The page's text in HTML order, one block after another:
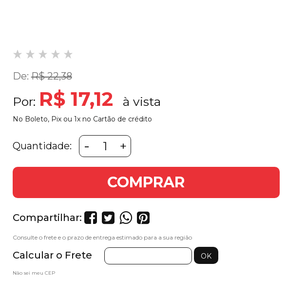
De:R$ 22,38
Por: R$ 17,12
No Boleto, Pix ou 1x no Cartão de crédito
Quantidade: - +
COMPRAR
Compartilhar:
Calcular o Frete
Não sei meu CEP